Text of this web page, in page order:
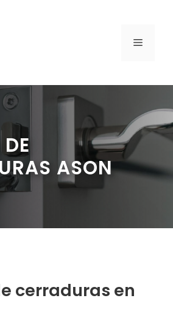
MENÚ
ASON
cerraduras en